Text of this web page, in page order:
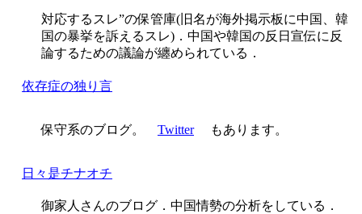
対応するスレ”の保管庫(旧名が海外掲示板に中国、韓
国の暴挙を訴えるスレ)．中国や韓国の反日宣伝に反
論するための議論が纏められている．
依存症の独り言
保守系のブログ。 Twitter もあります。
日々是チナオチ
御家人さんのブログ．中国情勢の分析をしている．